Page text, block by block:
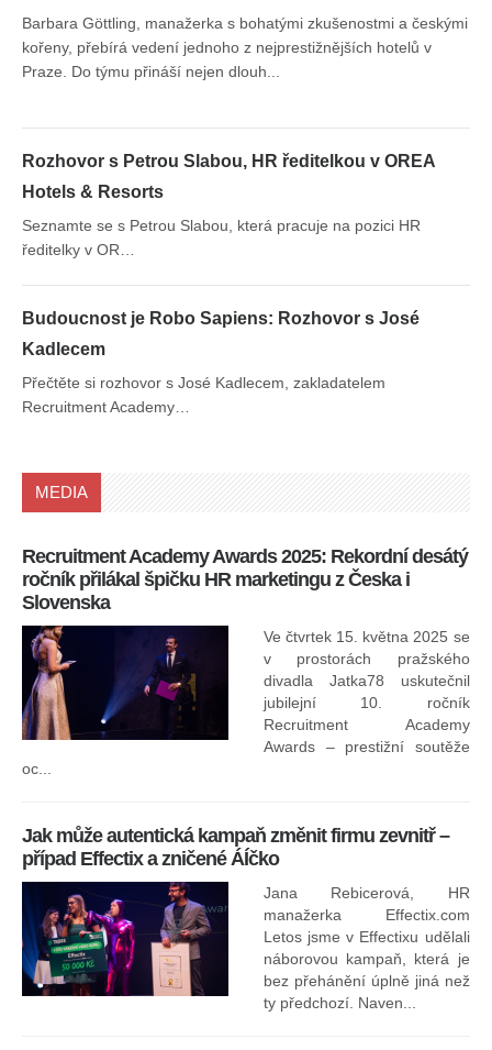
Barbara Göttling, manažerka s bohatými zkušenostmi a českými
kořeny, přebírá vedení jednoho z nejprestižnějších hotelů v
Praze. Do týmu přináší nejen dlouh...
Rozhovor s Petrou Slabou, HR ředitelkou v OREA
Hotels & Resorts
Seznamte se s Petrou Slabou, která pracuje na pozici HR
ředitelky v OR…
Budoucnost je Robo Sapiens: Rozhovor s José
Kadlecem
Přečtěte si rozhovor s José Kadlecem, zakladatelem
Recruitment Academy…
MEDIA
Recruitment Academy Awards 2025: Rekordní desátý
ročník přilákal špičku HR marketingu z Česka i
Slovenska
Ve čtvrtek 15. května 2025 se
v prostorách pražského
divadla Jatka78 uskutečnil
jubilejní 10. ročník
Recruitment Academy
Awards – prestižní soutěže
oc...
Jak může autentická kampaň změnit firmu zevnitř –
případ Effectix a zničené ÁÍčko
Jana Rebicerová, HR
manažerka Effectix.com
Letos jsme v Effectixu udělali
náborovou kampaň, která je
bez přehánění úplně jiná než
ty předchozí. Naven...